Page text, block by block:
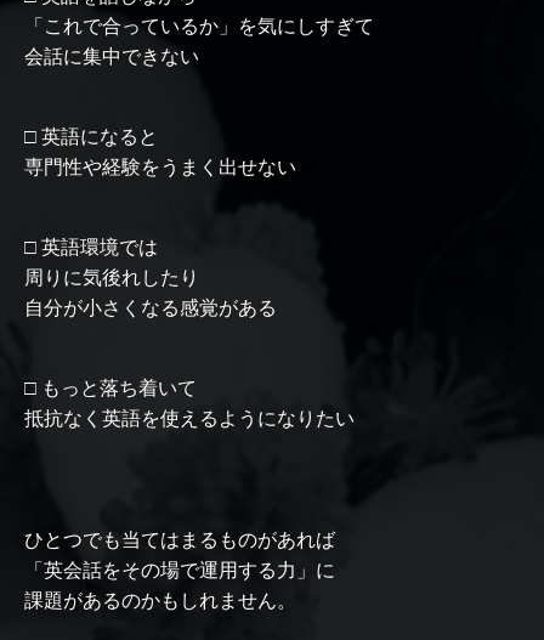
「これで合っているか」を気にしすぎて
会話に集中できない
□ 英語になると
専門性や経験をうまく出せない
□ 英語環境では
周りに気後れしたり
自分が小さくなる感覚がある
□ もっと落ち着いて
抵抗なく英語を使えるようになりたい
ひとつでも当てはまるものがあれば
「英会話をその場で運用する力」に
課題があるのかもしれません。